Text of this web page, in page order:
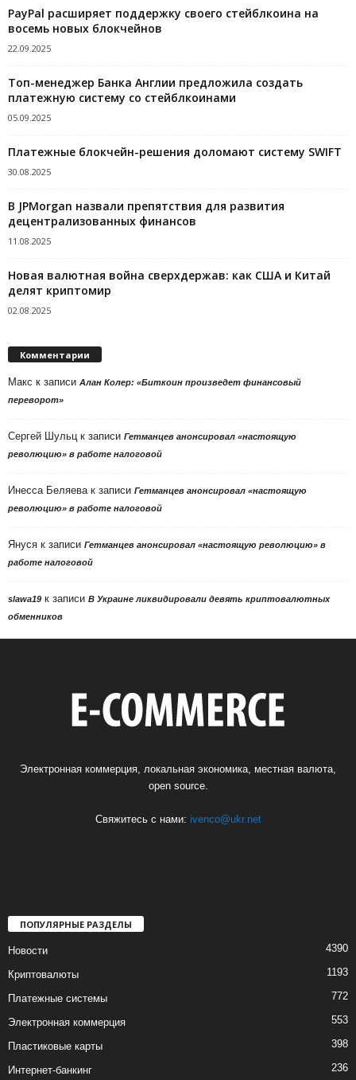
PayPal расширяет поддержку своего стейблкоина на
восемь новых блокчейнов
22.09.2025
Топ-менеджер Банка Англии предложила создать
платежную систему со стейблкоинами
05.09.2025
Платежные блокчейн-решения доломают систему SWIFT
30.08.2025
В JPMorgan назвали препятствия для развития
децентрализованных финансов
11.08.2025
Новая валютная война сверхдержав: как США и Китай
делят криптомир
02.08.2025
Комментарии
Макс к записи Алан Колер: «Биткоин произведет финансовый
переворот»
Сергей Шульц к записи Гетманцев анонсировал «настоящую
революцию» в работе налоговой
Инесса Беляева к записи Гетманцев анонсировал «настоящую
революцию» в работе налоговой
Януся к записи Гетманцев анонсировал «настоящую революцию» в
работе налоговой
slawa19 к записи В Украине ликвидировали девять криптовалютных
обменников
Электронная коммерция, локальная экономика, местная валюта,
open source.
Свяжитесь с нами: ivenco@ukr.net
ПОПУЛЯРНЫЕ РАЗДЕЛЫ
Новости 4390
Криптовалюты 1193
Платежные системы 772
Электронная коммерция 553
Пластиковые карты 398
Интернет-банкинг 236